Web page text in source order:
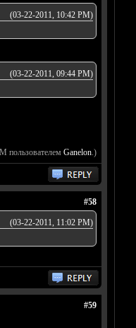
(03-22-2011, 10:42 PM)
(03-22-2011, 09:44 PM)
пользователем Ganelon.)
#58
(03-22-2011, 11:02 PM)
#59